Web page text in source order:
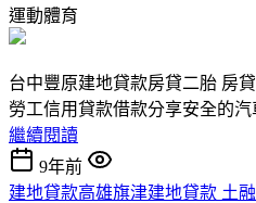
運動體育
台中豐原建地貸款房貸二胎 房
勞工信用貸款借款分享安全的
繼續閱讀
9年前
建地貸款高雄旗津建地貸款 土